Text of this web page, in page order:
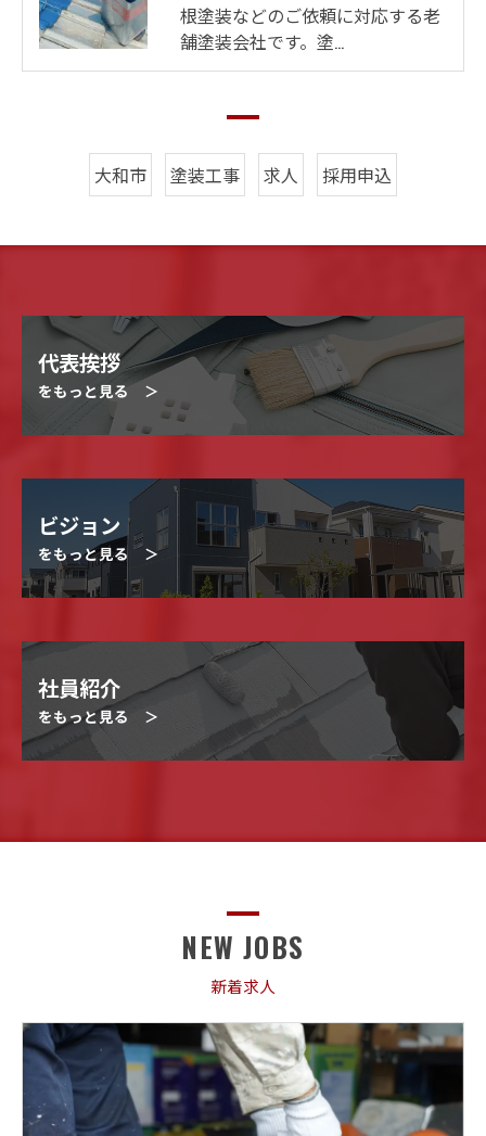
根塗装などのご依頼に対応する老
舗塗装会社です。塗…
大和市 塗装工事 求人 採用申込
代表挨拶
をもっと見る ＞
ビジョン
をもっと見る ＞
社員紹介
をもっと見る ＞
新着求人
NEW JOBS